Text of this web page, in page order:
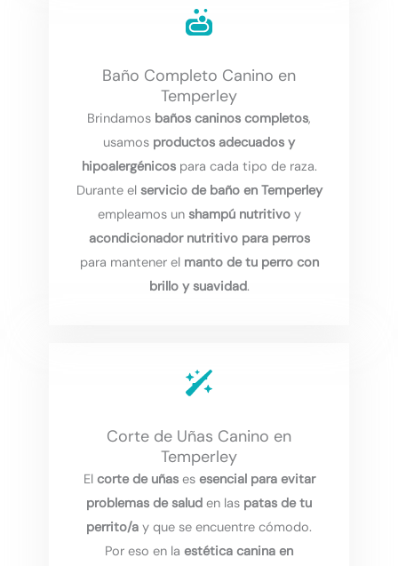
Baño Completo Canino en
Temperley
Brindamos baños caninos completos,
usamos productos adecuados y
hipoalergénicospara cada tipo de raza.
Durante el servicio de baño en Temperley
empleamos un shampú nutritivoy
acondicionador nutritivo para perros
para mantener el manto de tu perro con
brillo y suavidad.
Corte de Uñas Canino en
Temperley
El corte de uñases esencial para evitar
problemas de salud en las patas de tu
perrito/a y que se encuentre cómodo.
Por eso en la estética canina en